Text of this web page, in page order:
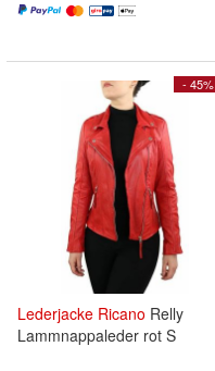
- 45%
Lederjacke Ricano Relly
Lammnappaleder rot S